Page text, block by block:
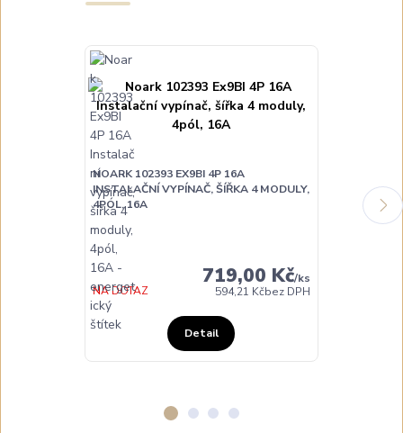
NOARK 102393 EX9BI 4P 16A
INSTALAČNÍ VYPÍNAČ, ŠÍŘKA 4 MODULY,
4PÓL, 16A
719,00 Kč/ks
594,21 Kčbez DPH
NA DOTAZ
Detail
NOARK
INSTALAČNÍ
4PÓL, 25A